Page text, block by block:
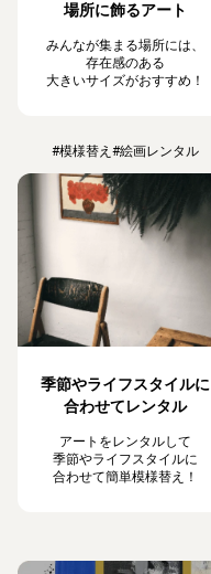
場所に飾るアート
みんなが集まる場所には、
存在感のある
大きいサイズがおすすめ！
#模様替え #絵画レンタル
季節やライフスタイルに
合わせてレンタル
アートをレンタルして
季節やライフスタイルに
合わせて簡単模様替え！